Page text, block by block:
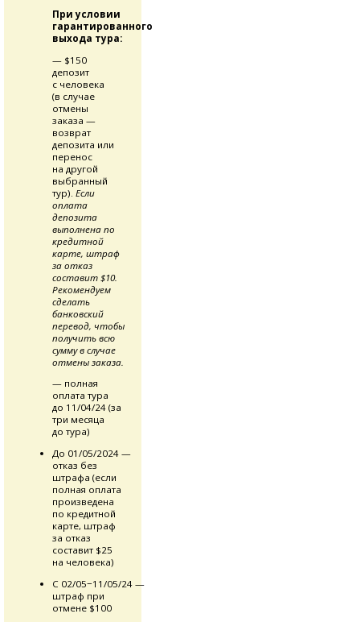
При условии
гарантированного
выхода тура:
— $150
депозит
с человека
(в случае
отмены
заказа —
возврат
депозита или
перенос
на другой
выбранный
тур). Если
оплата
депозита
выполнена по
кредитной
карте, штраф
за отказ
составит $10.
Рекомендуем
сделать
банковский
перевод, чтобы
получить всю
сумму в случае
отмены заказа.
— полная
оплата тура
до 11/04/24 (за
три месяца
до тура)
До 01/05/2024 —
отказ без
штрафа (если
полная оплата
произведена
по кредитной
карте, штраф
за отказ
составит $25
на человека)
С 02/05−11/05/24 —
штраф при
отмене $100